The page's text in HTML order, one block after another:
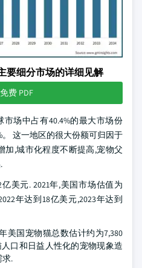
要细分市场的详细见解
费 PDF
场中占有40.4%的最大市场份
这一地区的很大份额可归因于
加,城市化程度不断提高,宠物父
美元. 2021年,美国市场估值为
年达到18亿美元,2023年达到
美国宠物猫总数估计约为7,380
口和日益人性化的宠物现象造
求.